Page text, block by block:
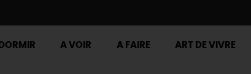
DORMIR A VOIR A FAIRE ART DE VIVRE